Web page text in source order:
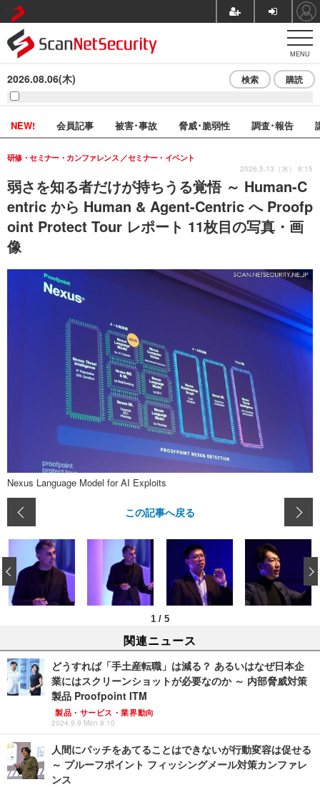
MENU
2026.08.06(木) 検索 購読
NEW! 会員記事 被害･事故 脅威･脆弱性 調査･報告
弱さを知る者だけが持ちうる覚悟 ～ Human-C
entric から Human & Agent-Centric へ Proofp
oint Protect Tour レポート 11枚目の写真・画
像
研修・セミナー・カンファレンス セミナー・イベント
2026.5.13（水） 8:15
Nexus Language Model for AI Exploits
この記事へ戻る
1 / 5
‹
関連ニュース
どうすれば「手土産転職」は減る？ あるいはなぜ日本企
業にはスクリーンショットが必要なのか ～ 内部脅威対策
製品 Proofpoint ITM
製品・サービス・業界動向
2024.9.9 Mon 8:10
人間にパッチをあてることはできないが行動変容は促せる
～ プルーフポイント フィッシングメール対策カンファレ
ンス